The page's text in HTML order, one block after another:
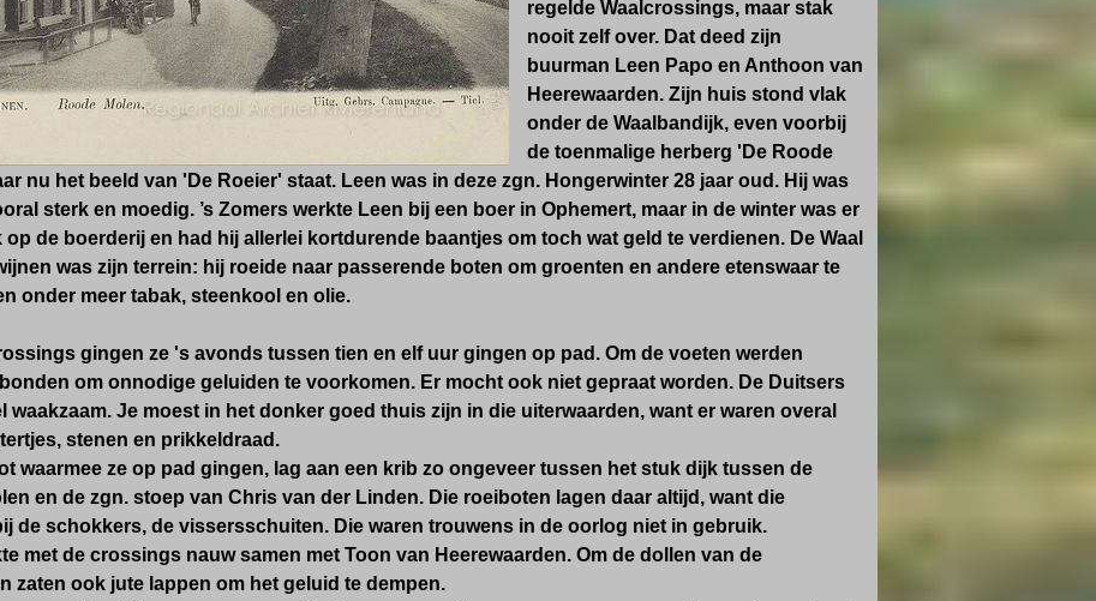
regelde Waalcrossings, maar stak
nooit zelf over. Dat deed zijn
buurman Leen Papo en Anthoon van
Heerewaarden. Zijn huis stond vlak
onder de Waalbandijk, even voorbij
de toenmalige herberg 'De Roode
nu het beeld van 'De Roeier' staat. Leen was in deze zgn. Hongerwinter 28 jaar oud. Hij was
sterk en moedig. ’s Zomers werkte Leen bij een boer in Ophemert, maar in de winter was er
op de boerderij en had hij allerlei kortdurende baantjes om toch wat geld te verdienen. De Waal
was zijn terrein: hij roeide naar passerende boten om groenten en andere etenswaar te
onder meer tabak, steenkool en olie.
gingen ze 's avonds tussen tien en elf uur gingen op pad. Om de voeten werden
om onnodige geluiden te voorkomen. Er mocht ook niet gepraat worden. De Duitsers
waakzaam. Je moest in het donker goed thuis zijn in die uiterwaarden, want er waren overal
stenen en prikkeldraad.
waarmee ze op pad gingen, lag aan een krib zo ongeveer tussen het stuk dijk tussen de
en de zgn. stoep van Chris van der Linden. Die roeiboten lagen daar altijd, want die
de schokkers, de vissersschuiten. Die waren trouwens in de oorlog niet in gebruik.
met de crossings nauw samen met Toon van Heerewaarden. Om de dollen van de
zaten ook jute lappen om het geluid te dempen.